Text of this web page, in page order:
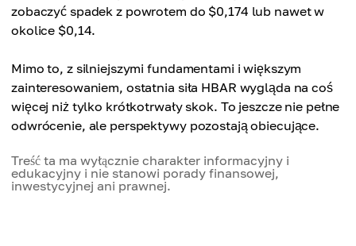
zobaczyć spadek z powrotem do $0,174 lub nawet w
okolice $0,14.
Mimo to, z silniejszymi fundamentami i większym
zainteresowaniem, ostatnia siła HBAR wygląda na coś
więcej niż tylko krótkotrwały skok. To jeszcze nie pełne
odwrócenie, ale perspektywy pozostają obiecujące.
Treść ta ma wyłącznie charakter informacyjny i
edukacyjny i nie stanowi porady finansowej,
inwestycyjnej ani prawnej.